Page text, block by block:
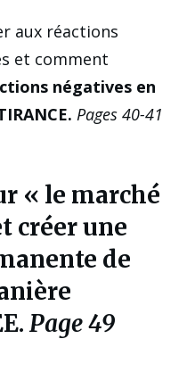
aux réactions
et comment
négatives en
Pages 40-41
« le marché
créer une
de
Page 49